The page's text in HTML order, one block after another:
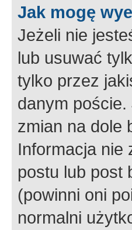
Jak mogę
Jeżeli nie
lub usuwać
tylko przez
danym poście.
zmian na dole
Informacja nie
postu lub post
(powinni oni
normalni